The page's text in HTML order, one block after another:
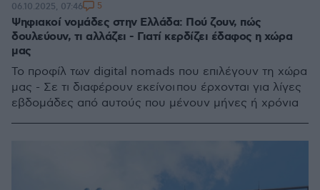
Ψηφιακοί νομάδες στην Ελλάδα: Πού ζουν, πώς
δουλεύουν, τι αλλάζει - Γιατί κερδίζει έδαφος η χώρα
μας
Το προφίλ των digital nomads που επιλέγουν τη χώρα
μας - Σε τι διαφέρουν εκείνοι που έρχονται για λίγες
εβδομάδες από αυτούς που μένουν μήνες ή χρόνια
06.10.2025, 07:46 5